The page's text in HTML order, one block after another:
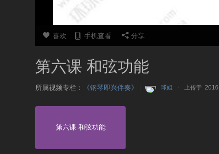
喜欢 手机查看 分享
第六课 和弦功能
所属视频专栏： 《钢琴即兴伴奏》 球姐 上传于
第六课 和弦功能